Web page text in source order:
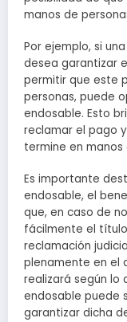
manos de
Por ejemplo, si
desea garantizar
permitir que este
personas, puede
endosable. Esto
reclamar el pago
termine en manos
Es importante
endosable, el
que, en caso de
fácilmente el
reclamación
plenamente en el
realizará según lo
endosable puede
garantizar dicha